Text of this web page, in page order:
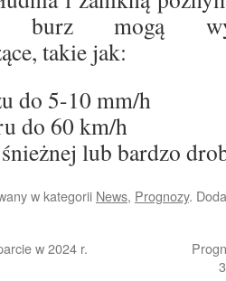
burz mogą
takie jak:
do 5-10 mm/h
do 60 km/h
lub bardzo
w kategorii News, Prognozy.
w 2024 r.